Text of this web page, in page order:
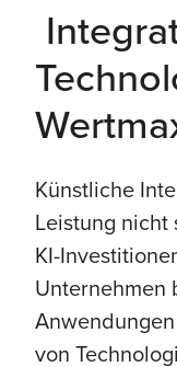
Künstliche
Leistung nicht
KI-
Unternehmen
von